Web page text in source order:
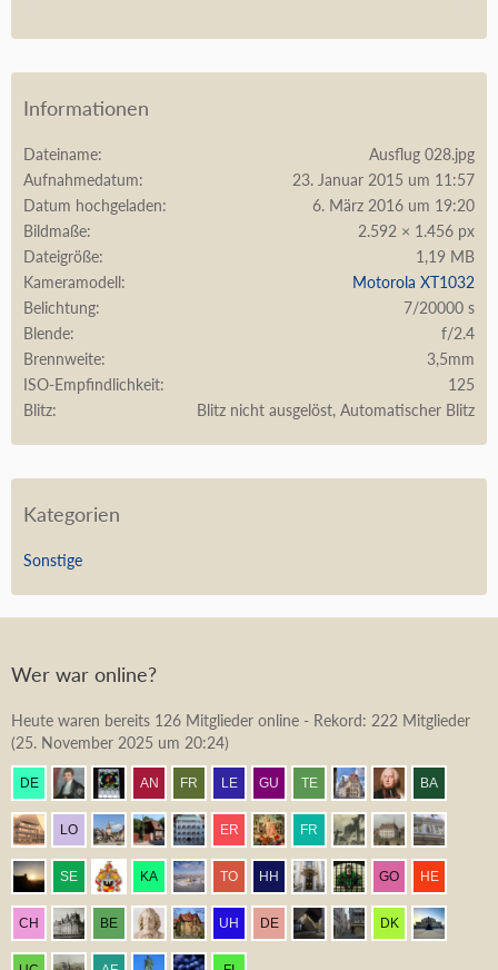
Informationen
Dateiname
Ausflug 028.jpg
Aufnahmedatum
23. Januar 2015 um 11:57
Datum hochgeladen
6. März 2016 um 19:20
Bildmaße
2.592 × 1.456 px
Dateigröße
1,19 MB
Kameramodell
Motorola XT1032
Belichtung
7/20000 s
Blende
f/2.4
Brennweite
3,5mm
ISO-Empfindlichkeit
125
Blitz
Blitz nicht ausgelöst, Automatischer Blitz
Kategorien
Sonstige
Wer war online?
Heute waren bereits 126 Mitglieder online - Rekord: 222 Mitglieder
(25. November 2025 um 20:24)